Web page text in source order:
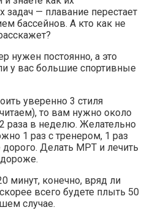
задач — плавание перестает
бассейнов. А кто как не
нужен постоянно, а это
у вас большие спортивные
уверенно 3 стиля
то вам нужно около
раза в неделю. Желательно
1 раз с тренером, 1 раз
Делать МРТ и лечить
минут, конечно, вряд ли
всего будете плыть 50
случае.